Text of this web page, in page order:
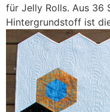
für Jelly Rolls. Aus 36
Hintergrundstoff ist